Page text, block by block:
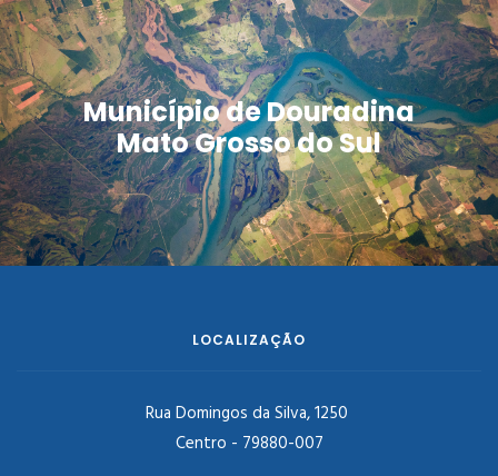
Município de Douradina
Mato Grosso do Sul
LOCALIZAÇÃO
Rua Domingos da Silva, 1250
Centro - 79880-007